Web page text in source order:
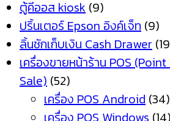
ตู้คีออส kiosk (9)
ปริ้นเตอร์ Epson อิงค์เจ็ท (9)
ลิ้นชักเก็บเงิน Cash Drawer
เครื่องขายหน้าร้าน POS
Sale) (52)
เครื่อง POS Android (34)